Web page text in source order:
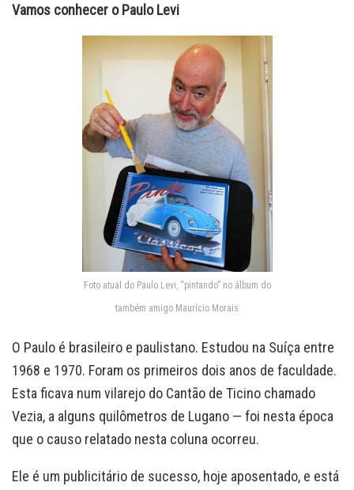
Vamos conhecer o Paulo Levi
Foto atual do Paulo Levi, “pintando” no álbum do
também amigo Maurício Morais
O Paulo é brasileiro e paulistano. Estudou na Suíça entre
1968 e 1970. Foram os primeiros dois anos de faculdade.
Esta ficava num vilarejo do Cantão de Ticino chamado
Vezia, a alguns quilômetros de Lugano — foi nesta época
que o causo relatado nesta coluna ocorreu.
Ele é um publicitário de sucesso, hoje aposentado, e está